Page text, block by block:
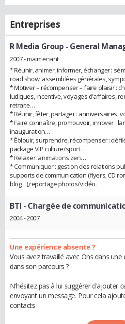
Entreprises
R Media Group - General
2007 - maintenant
* Réunir, animer, informer, échanger :
road show, assemblées générales,
* Motiver – récompenser – faire plaisir :
ludiques, incentive, voyages d’affaires,
retraite…
* Réunir, fêter, partager : anniversaires,
* Faire connaître, promouvoir, innover :
inauguration…
* Éblouir, surprendre, récompenser :
package VIP culture/sport…
* Relaxer: animations zen…
* Communiquer : gestion des relations
supports de communication (flyers, CD
blog…),reportage photos/vidéo.
BTI - Chargée de
2004 - 2007
Une expérience absente ?
Vous avez travaillé avec Ons dans
dans son parcours ?
N'hésitez pas à lui suggérer d'ajouter
envoyant un message. Pour cela
contacts.